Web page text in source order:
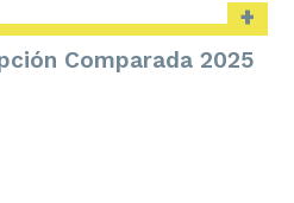
+
Comparada 2025